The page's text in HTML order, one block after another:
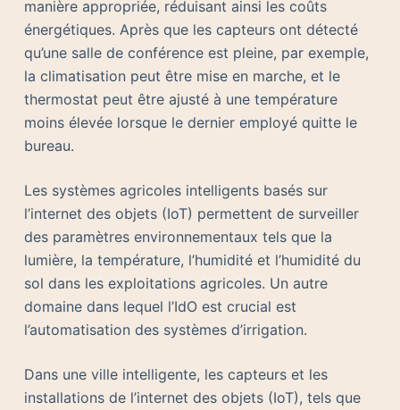
manière appropriée, réduisant ainsi les coûts
énergétiques. Après que les capteurs ont détecté
qu’une salle de conférence est pleine, par exemple,
la climatisation peut être mise en marche, et le
thermostat peut être ajusté à une température
moins élevée lorsque le dernier employé quitte le
bureau.
Les systèmes agricoles intelligents basés sur
l’internet des objets (IoT) permettent de surveiller
des paramètres environnementaux tels que la
lumière, la température, l’humidité et l’humidité du
sol dans les exploitations agricoles. Un autre
domaine dans lequel l’IdO est crucial est
l’automatisation des systèmes d’irrigation.
Dans une ville intelligente, les capteurs et les
installations de l’internet des objets (IoT), tels que